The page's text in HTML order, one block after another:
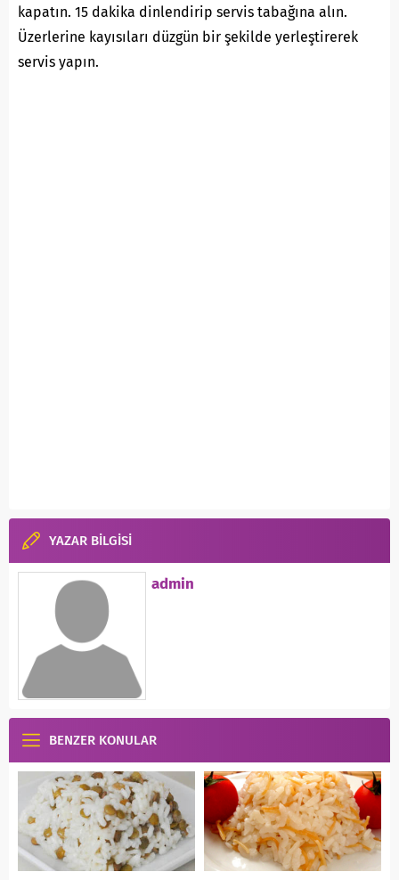
kapatın. 15 dakika dinlendirip servis tabağına alın.
Üzerlerine kayısıları düzgün bir şekilde yerleştirerek
servis yapın.
YAZAR BİLGİSİ
admin
BENZER KONULAR